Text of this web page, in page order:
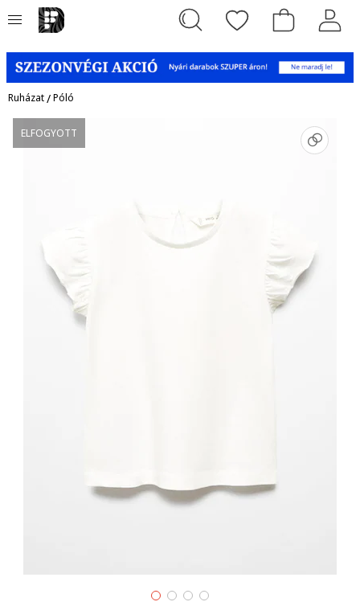
Ruházat/Póló
ELFOGYOTT